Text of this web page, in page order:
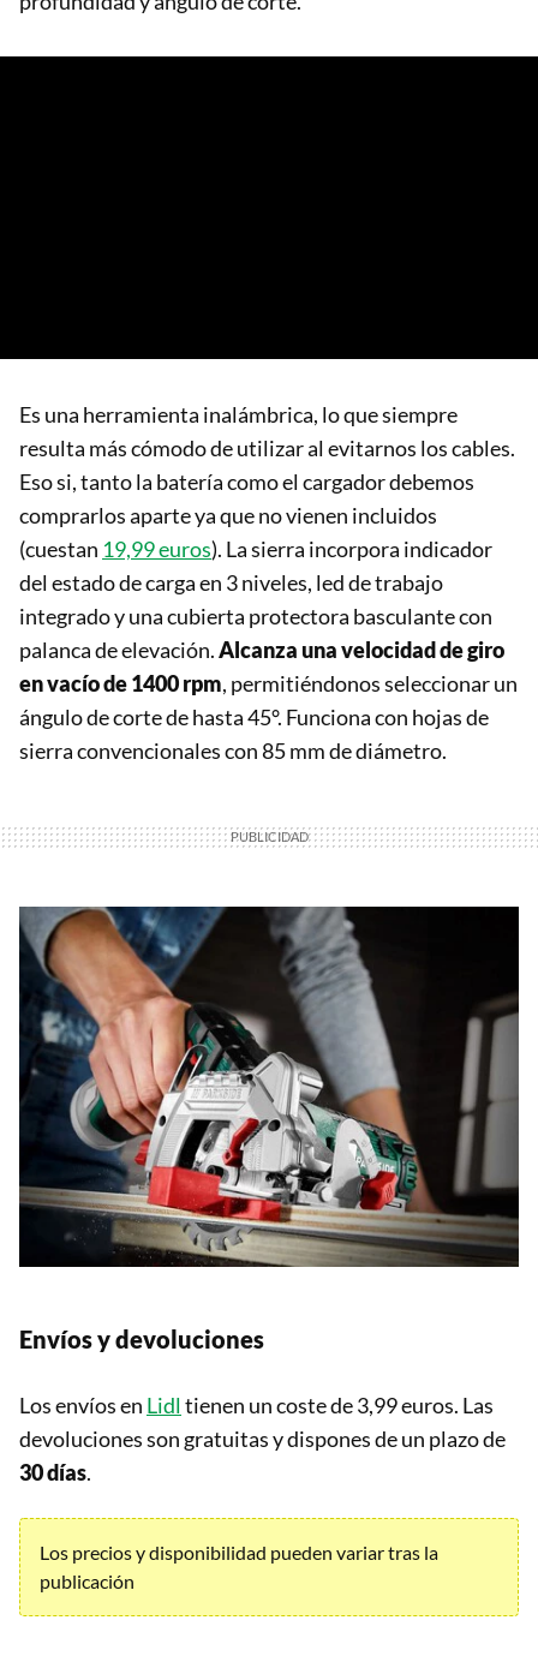
Es una herramienta inalámbrica, lo que siempre
resulta más cómodo de utilizar al evitarnos los cables.
Eso si, tanto la batería como el cargador debemos
comprarlos aparte ya que no vienen incluidos
(cuestan 19,99 euros). La sierra incorpora indicador
del estado de carga en 3 niveles, led de trabajo
integrado y una cubierta protectora basculante con
palanca de elevación.Alcanza una velocidad de giro
en vacío de 1400 rpm, permitiéndonos seleccionar un
ángulo de corte de hasta 45°. Funciona con hojas de
sierra convencionales con 85 mm de diámetro.
Envíos y devoluciones
Los envíos en Lidltienen un coste de 3,99 euros. Las
devoluciones son gratuitas y dispones de un plazo de
30 días.
Los precios y disponibilidad pueden variar tras la
publicación